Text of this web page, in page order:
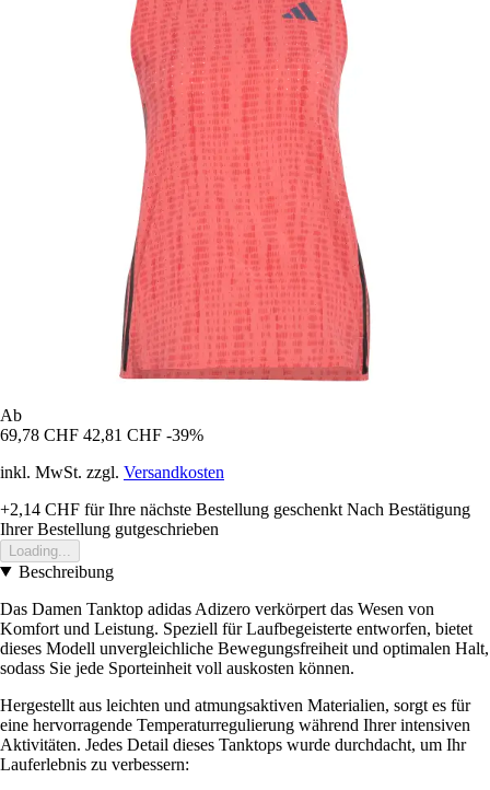
Ab
69,78 CHF 42,81 CHF -39%
inkl. MwSt. zzgl. Versandkosten
+2,14 CHF für Ihre nächste Bestellung geschenkt Nach Bestätigung
Ihrer Bestellung gutgeschrieben
Loading...
Beschreibung
Das Damen Tanktop adidas Adizero verkörpert das Wesen von
Komfort und Leistung. Speziell für Laufbegeisterte entworfen, bietet
dieses Modell unvergleichliche Bewegungsfreiheit und optimalen Halt,
sodass Sie jede Sporteinheit voll auskosten können.
Hergestellt aus leichten und atmungsaktiven Materialien, sorgt es für
eine hervorragende Temperaturregulierung während Ihrer intensiven
Aktivitäten. Jedes Detail dieses Tanktops wurde durchdacht, um Ihr
Lauferlebnis zu verbessern: